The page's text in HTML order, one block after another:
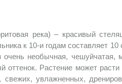
река) – красивый
к 10-и годам составляет 10
необычная, чешуйчатая,
оттенок. Растение может расти
увлажненных,